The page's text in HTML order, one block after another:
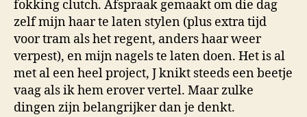
fokking clutch. Afspraak gemaakt om die dag
zelf mijn haar te laten stylen (plus extra tijd
voor tram als het regent, anders haar weer
verpest), en mijn nagels te laten doen. Het is al
met al een heel project, J knikt steeds een beetje
vaag als ik hem erover vertel. Maar zulke
dingen zijn belangrijker dan je denkt.